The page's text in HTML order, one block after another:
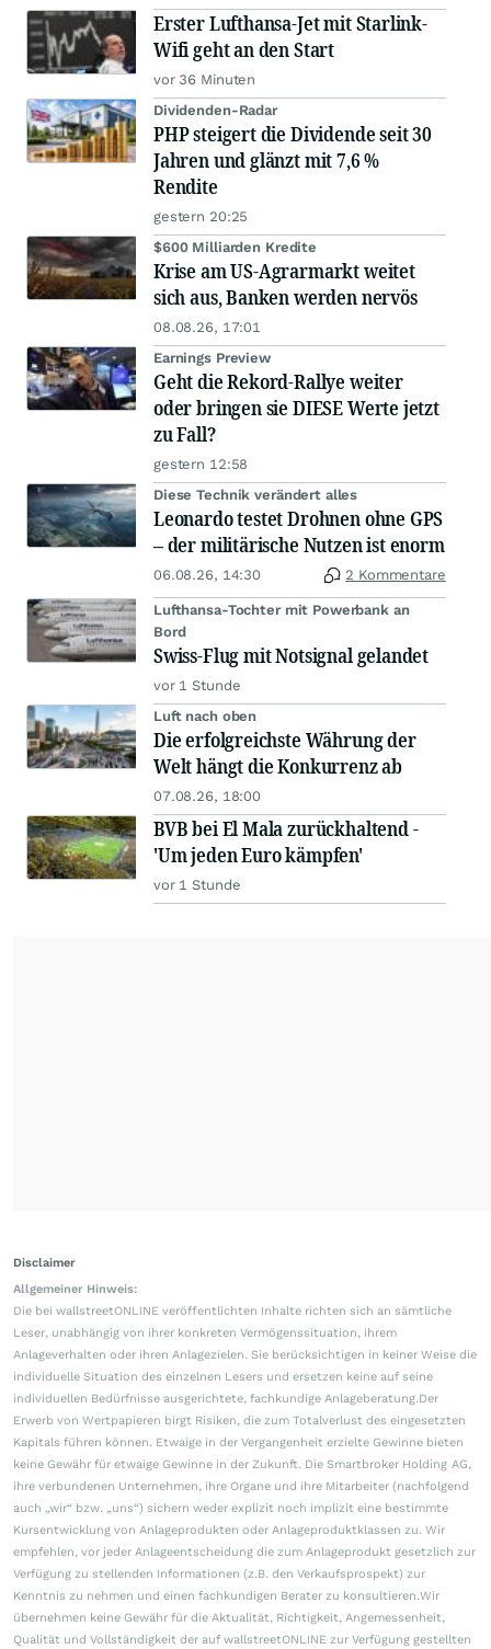
Erster Lufthansa-Jet mit Starlink-
Wifi geht an den Start
vor 36 Minuten
Dividenden-Radar
PHP steigert die Dividende seit 30
Jahren und glänzt mit 7,6 %
Rendite
gestern 20:25
$600 Milliarden Kredite
Krise am US-Agrarmarkt weitet
sich aus, Banken werden nervös
08.08.26, 17:01
Earnings Preview
Geht die Rekord-Rallye weiter
oder bringen sie DIESE Werte jetzt
zu Fall?
gestern 12:58
Diese Technik verändert alles
Leonardo testet Drohnen ohne GPS
– der militärische Nutzen ist enorm
06.08.26, 14:30 2 Kommentare
Lufthansa-Tochter mit Powerbank an
Bord
Swiss-Flug mit Notsignal gelandet
vor 1 Stunde
Luft nach oben
Die erfolgreichste Währung der
Welt hängt die Konkurrenz ab
07.08.26, 18:00
BVB bei El Mala zurückhaltend -
'Um jeden Euro kämpfen'
vor 1 Stunde
Disclaimer
Allgemeiner Hinweis:
Die bei wallstreetONLINE veröffentlichten Inhalte richten sich an sämtliche
Leser, unabhängig von ihrer konkreten Vermögenssituation, ihrem
Anlageverhalten oder ihren Anlagezielen. Sie berücksichtigen in keiner Weise die
individuelle Situation des einzelnen Lesers und ersetzen keine auf seine
individuellen Bedürfnisse ausgerichtete, fachkundige Anlageberatung.Der
Erwerb von Wertpapieren birgt Risiken, die zum Totalverlust des eingesetzten
Kapitals führen können. Etwaige in der Vergangenheit erzielte Gewinne bieten
keine Gewähr für etwaige Gewinne in der Zukunft. Die Smartbroker Holding AG,
ihre verbundenen Unternehmen, ihre Organe und ihre Mitarbeiter (nachfolgend
auch „wir“ bzw. „uns“) sichern weder explizit noch implizit eine bestimmte
Kursentwicklung von Anlageprodukten oder Anlageproduktklassen zu. Wir
empfehlen, vor jeder Anlageentscheidung die zum Anlageprodukt gesetzlich zur
Verfügung zu stellenden Informationen (z.B. den Verkaufsprospekt) zur
Kenntnis zu nehmen und einen fachkundigen Berater zu konsultieren.Wir
übernehmen keine Gewähr für die Aktualität, Richtigkeit, Angemessenheit,
Qualität und Vollständigkeit der auf wallstreetONLINE zur Verfügung gestellten